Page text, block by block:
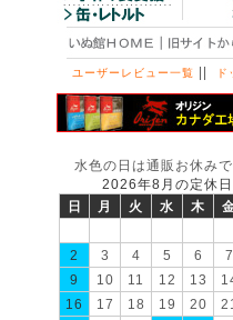
ユーザーレビュー一覧 ||
水色の日は通販お休みで
2026年8月の定休日
日
月 火 水 木
2
3 4 5 6 7
9
10 11 12 13
16
17 18 19 20 21